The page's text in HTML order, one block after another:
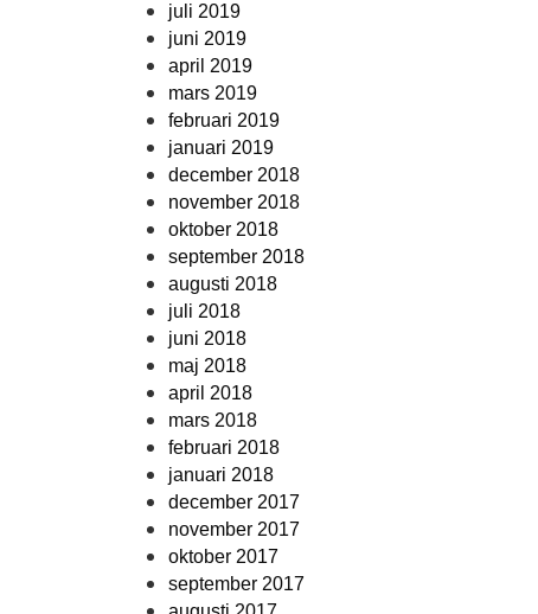
juli 2019
juni 2019
april 2019
mars 2019
februari 2019
januari 2019
december 2018
november 2018
oktober 2018
september 2018
augusti 2018
juli 2018
juni 2018
maj 2018
april 2018
mars 2018
februari 2018
januari 2018
december 2017
november 2017
oktober 2017
september 2017